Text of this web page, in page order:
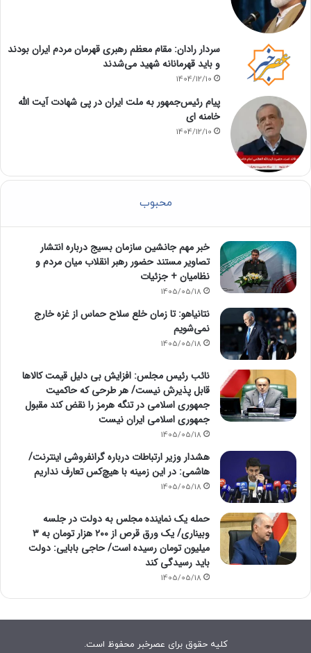
سردار رادان: مقام معظم رهبری قهرمان مردم ایران بودند
و باید قهرمانانه شهید می‌شدند
1404/12/10
پیام رئیس‌جمهور به ملت ایران در پی شهادت آیت الله
خامنه ای
1404/12/10
محبوب
خبر مهم جانشین سازمان بسیج درباره انتشار
تصاویر مستند حضور رهبر انقلاب میان مردم و
نظامیان + جزئیات
1405/05/18
نتانیاهو: تا زمان خلع سلاح حماس از غزه خارج
نمی‌شویم
1405/05/18
نائب رئیس مجلس: افزایش بی دلیل قیمت کالاها
قابل پذیرش نیست/ هر طرحی که حاکمیت
جمهوری اسلامی در تنگه هرمز را نقض کند مقبول
جمهوری اسلامی ایران نیست
1405/05/18
هشدار وزیر ارتباطات درباره گرانفروشی اینترنت/
هاشمی: در این زمینه با هیچ‌کس تعارف نداریم
1405/05/18
حمله یک نماینده مجلس به دولت در جلسه
وبیناری/ یک ورق قرص از ۲۰۰ هزار تومان به ۳
میلیون تومان رسیده است/ حاجی بابایی: دولت
باید رسیدگی کند
1405/05/18
کلیه حقوق برای عصرخبر محفوظ است.